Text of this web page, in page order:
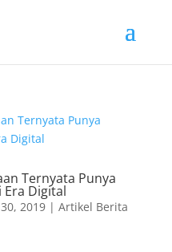
Ternyata Punya
Digital
2019| Artikel Berita